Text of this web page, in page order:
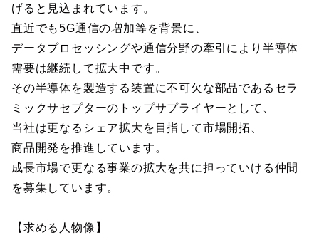
げると見込まれています。
直近でも5G通信の増加等を背景に、
データプロセッシングや通信分野の牽引により半導体
需要は継続して拡大中です。
その半導体を製造する装置に不可欠な部品であるセラ
ミックサセプターのトップサプライヤーとして、
当社は更なるシェア拡大を目指して市場開拓、
商品開発を推進しています。
成長市場で更なる事業の拡大を共に担っていける仲間
を募集しています。
【求める人物像】